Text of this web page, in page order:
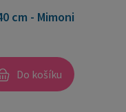
cm - Mimoni
Do košíku